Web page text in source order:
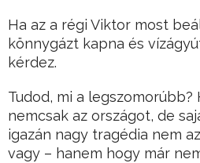
Ha az a régi Viktor most
könnygázt kapna és
kérdez.
Tudod, mi a
nemcsak az országot, de
igazán nagy tragédia nem
vagy – hanem hogy már